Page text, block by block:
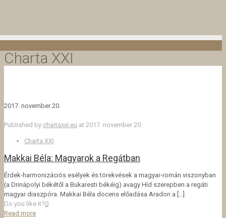
Charta XXI
2017. november 20.
Published by chartaxxi.eu at 2017. november 20.
Charta XXI
Makkai Béla: Magyarok a Regátban
Érdek-harmonizációs esélyek és törekvések a magyar-román viszonyban
(a Drinápolyi békétől a Bukaresti békéig) avagy Híd szerepben a regáti
magyar diaszpóra. Makkai Béla docens előadása Aradon a […]
Do you like it?0
Read more